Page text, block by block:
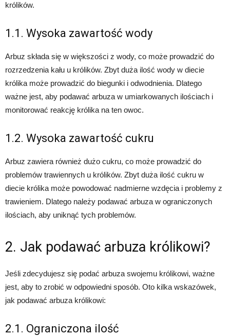
królików.
1.1. Wysoka zawartość wody
Arbuz składa się w większości z wody, co może prowadzić do
rozrzedzenia kału u królików. Zbyt duża ilość wody w diecie
królika może prowadzić do biegunki i odwodnienia. Dlatego
ważne jest, aby podawać arbuza w umiarkowanych ilościach i
monitorować reakcję królika na ten owoc.
1.2. Wysoka zawartość cukru
Arbuz zawiera również dużo cukru, co może prowadzić do
problemów trawiennych u królików. Zbyt duża ilość cukru w
diecie królika może powodować nadmierne wzdęcia i problemy z
trawieniem. Dlatego należy podawać arbuza w ograniczonych
ilościach, aby uniknąć tych problemów.
2. Jak podawać arbuza królikowi?
Jeśli zdecydujesz się podać arbuza swojemu królikowi, ważne
jest, aby to zrobić w odpowiedni sposób. Oto kilka wskazówek,
jak podawać arbuza królikowi:
2.1. Ograniczona ilość